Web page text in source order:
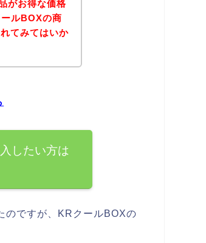
がお得な価格
ルBOXの商
てみてはいか
したい方は
のですが、KRクールBOXの